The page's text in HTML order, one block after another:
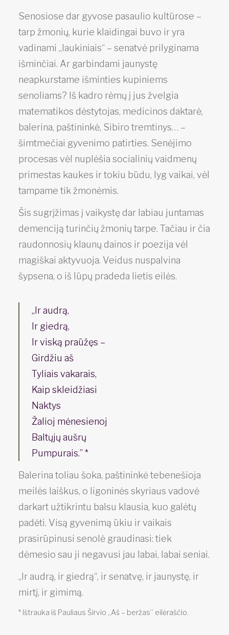
Senosiose dar gyvose pasaulio kultūrose –
tarp žmonių, kurie klaidingai buvo ir yra
vadinami „laukiniais“ – senatvė prilyginama
išminčiai. Ar garbindami jaunystę
neapkurstame išminties kupiniems
senoliams? Iš kadro rėmų į jus žvelgia
matematikos dėstytojas, medicinos daktarė,
balerina, paštininkė, Sibiro tremtinys… –
šimtmečiai gyvenimo patirties. Senėjimo
procesas vėl nuplėšia socialinių vaidmenų
primestas kaukes ir tokiu būdu, lyg vaikai, vėl
tampame tik žmonėmis.
Šis sugrįžimas į vaikystę dar labiau juntamas
demenciją turinčių žmonių tarpe. Tačiau ir čia
raudonnosių klaunų dainos ir poezija vėl
magiškai aktyvuoja. Veidus nuspalvina
šypsena, o iš lūpų pradeda lietis eilės.
„Ir audrą,
Ir giedrą,
Ir viską praūžęs –
Girdžiu aš
Tyliais vakarais,
Kaip skleidžiasi
Naktys
Žalioj mėnesienoj
Baltųjų aušrų
Pumpurais.” *
Balerina toliau šoka, paštininkė tebenešioja
meilės laiškus, o ligoninės skyriaus vadovė
darkart užtikrintu balsu klausia, kuo galėtų
padėti. Visą gyvenimą ūkiu ir vaikais
prasirūpinusi senolė graudinasi: tiek
dėmesio sau ji negavusi jau labai, labai seniai.
„Ir audrą, ir giedrą“, ir senatvę, ir jaunystę, ir
mirtį, ir gimimą.
* Ištrauka iš Pauliaus Širvio „Aš – beržas” eilėraščio.